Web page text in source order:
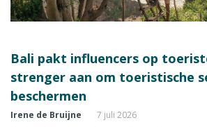
Bali pakt influencers op
strenger aan om toeristische
beschermen
Irene de Bruijne 7 juli 2026